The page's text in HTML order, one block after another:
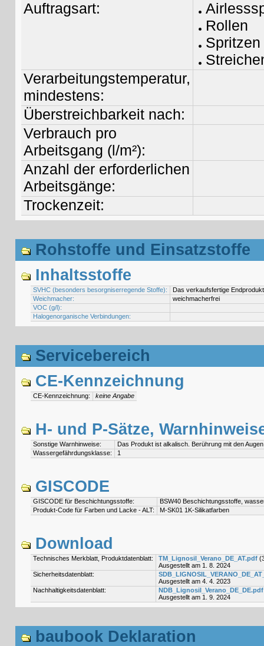
Auftragsart:
Rollen
Spritzen
Verarbeitungstemperatur,
mindestens:
Überstreichbarkeit nach:
Verbrauch pro
Arbeitsgang (l/m²):
Anzahl der erforderlichen
Arbeitsgänge:
Trockenzeit:
Rohstoffe und Einsatzstoffe
Inhaltsstoffe
SVHC (besonders besorgniserregende Stoffe):
Das verkaufsfertige
Weichmacher:
weichmacherfrei
VOC (g/l):
Halogenorganische Verbindungen:
Servicebereich
CE-Kennzeichnung
CE-Kennzeichnung: keine Angabe
H- und P-Sätze,
Sonstige Warnhinweise:
Das Produkt ist alkalisch. Berührung mit den
Wassergefährdungsklasse:
1
GISCODE
GISCODE für Beschichtungsstoffe:
BSW40 Beschichtungsstoffe,
Produkt-Code für Farben und Lacke - ALT:
M-SK01 1K-Silikatfarben
Download
Technisches Merkblatt, Produktdatenblatt: TM_Lignosil_Verano_DE_AT.pdf
Ausgestellt am 1. 8. 2024
Sicherheitsdatenblatt:
Ausgestellt am 4. 4. 2023
Nachhaltigkeitsdatenblatt:
NDB_Lignosil_Verano_DE_DE.pdf
Ausgestellt am 1. 9. 2024
baubook Deklaration